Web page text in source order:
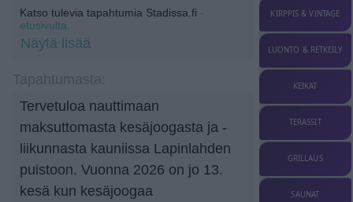
Katso tulevia tapahtumia Stadissa.fi -
etusivulta.
Näytä lisää
Tervetuloa nauttimaan
maksuttomasta kesäjoogasta ja -
liikunnasta kauniissa Lapinlahden
puistoon. Vuonna 2026 on jo 13.
kesä kun kesäjoogaa
KIRPPIS & VINTAGE
LUONTO & RETKEILY
KEIKAT
TERASSIT
GRILLAUS
SAUNAT